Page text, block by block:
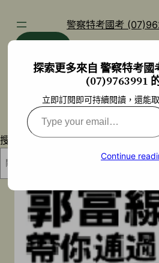
警察特考國考
搜尋
探索更多來自 警察特考國
(07)9763991
立即訂閱即可持續閱讀，還能
Type
your
Continue